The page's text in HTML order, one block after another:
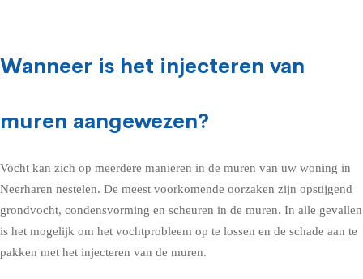
Wanneer is het injecteren van
muren aangewezen?
Vocht kan zich op meerdere manieren in de muren van uw woning in
Neerharen nestelen. De meest voorkomende oorzaken zijn opstijgend
grondvocht, condensvorming en scheuren in de muren. In alle gevallen
is het mogelijk om het vochtprobleem op te lossen en de schade aan te
pakken met het injecteren van de muren.